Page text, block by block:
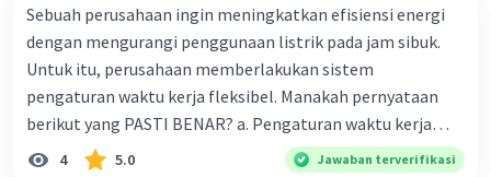
Sebuah perusahaan ingin meningkatkan efisiensi energi
dengan mengurangi penggunaan listrik pada jam sibuk.
Untuk itu, perusahaan memberlakukan sistem
pengaturan waktu kerja fleksibel. Manakah pernyataan
berikut yang PASTI BENAR? a. Pengaturan waktu kerja
fleksibel meningkatkan konsumsi listrik. b. Konsumsi
4 5.0 Jawaban terverifikasi